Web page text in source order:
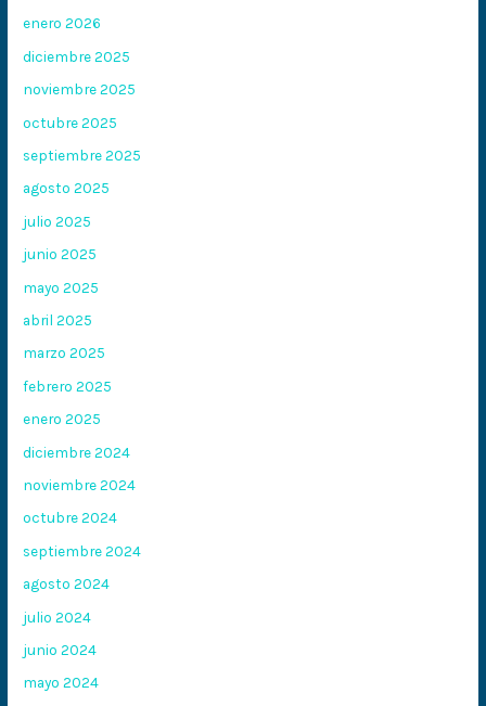
enero 2026
diciembre 2025
noviembre 2025
octubre 2025
septiembre 2025
agosto 2025
julio 2025
junio 2025
mayo 2025
abril 2025
marzo 2025
febrero 2025
enero 2025
diciembre 2024
noviembre 2024
octubre 2024
septiembre 2024
agosto 2024
julio 2024
junio 2024
mayo 2024